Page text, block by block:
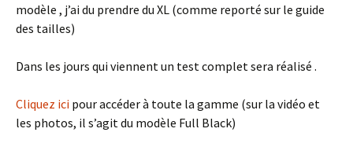
modèle , j’ai du prendre du XL (comme reporté sur le guide
des tailles)
Dans les jours qui viennent un test complet sera réalisé .
Cliquez ici pour accéder à toute la gamme (sur la vidéo et
les photos, il s’agit du modèle Full Black)